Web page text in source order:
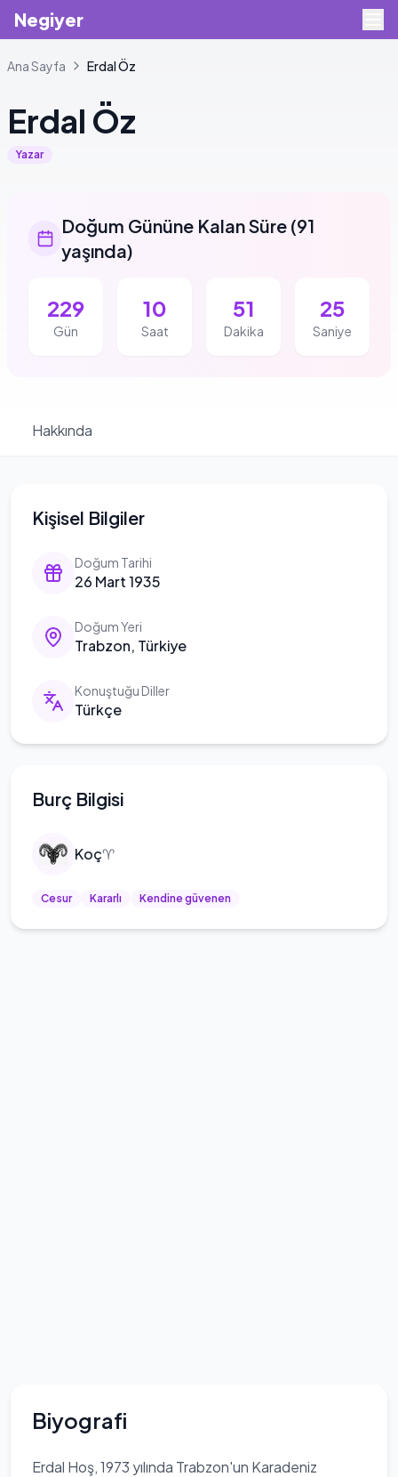
Negiyer
Ana Sayfa ErdalÖz
Erdal Öz
Yazar
Doğum Gününe Kalan Süre (91
yaşında)
229
Gün
10
Saat
51
Dakika
25
Saniye
Hakkında
Kişisel Bilgiler
Doğum Tarihi
26 Mart 1935
Doğum Yeri
Trabzon, Türkiye
Konuştuğu Diller
Türkçe
Burç Bilgisi
Koç♈
Cesur Kararlı Kendine güvenen
Biyografi
Erdal Hoş, 1973 yılında Trabzon'un Karadeniz